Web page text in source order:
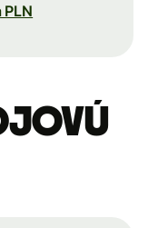
PLN